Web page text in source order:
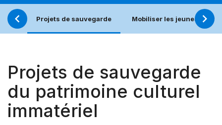
Projets de sauvegarde Mobiliser les jeunes pour
Projets de sauvegarde
du patrimoine culturel
immatériel